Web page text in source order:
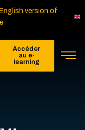
version of
Accéder
au e-
learning